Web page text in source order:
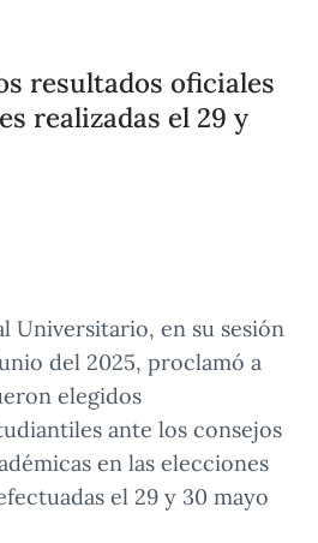
resultados oficiales
realizadas el 29 y
Universitario, en su sesión
del 2025, proclamó a
elegidos
ante los consejos
en las elecciones
el 29 y 30 mayo